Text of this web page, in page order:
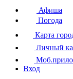
Афиша
Погода
Карта
Личный
Вход